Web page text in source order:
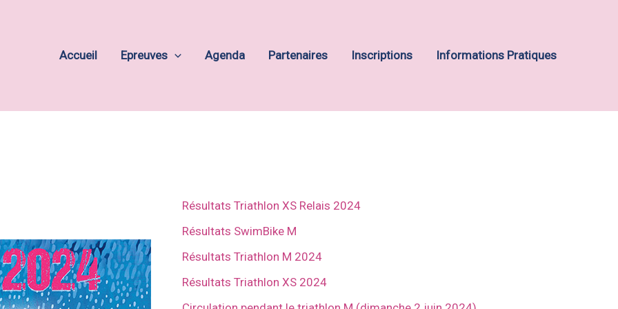
Accueil
Epreuves Agenda Partenaires Inscriptions Informations Pratiques
Résultats Triathlon XS Relais 2024
Résultats SwimBike M
Résultats Triathlon M 2024
Résultats Triathlon XS 2024